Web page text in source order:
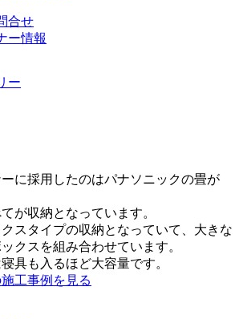
合せ
ー情報
ー
に採用したのはパナソニックの畳が
が収納となっています。
スタイプの収納となっていて、大きな
クスを組み合わせています。
具も入るほど大容量です。
工事例を見る